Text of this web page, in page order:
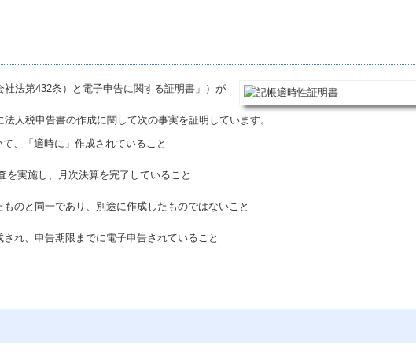
法第432条）と電子申告に関する証明書」）が
人税申告書の作成に関して次の事実を証明しています。
、「適時に」作成されていること
実施し、月次決算を完了していること
のと同一であり、別途に作成したものではないこと
れ、申告期限までに電子申告されていること